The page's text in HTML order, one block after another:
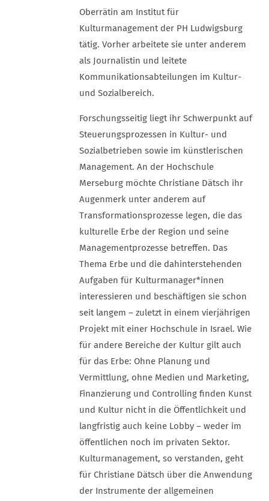
Oberrätin am Institut für
Kulturmanagement der PH Ludwigsburg
tätig. Vorher arbeitete sie unter anderem
als Journalistin und leitete
Kommunikationsabteilungen im Kultur-
und Sozialbereich.
Forschungsseitig liegt ihr Schwerpunkt auf
Steuerungsprozessen in Kultur- und
Sozialbetrieben sowie im künstlerischen
Management. An der Hochschule
Merseburg möchte Christiane Dätsch ihr
Augenmerk unter anderem auf
Transformationsprozesse legen, die das
kulturelle Erbe der Region und seine
Managementprozesse betreffen. Das
Thema Erbe und die dahinterstehenden
Aufgaben für Kulturmanager*innen
interessieren und beschäftigen sie schon
seit langem – zuletzt in einem vierjährigen
Projekt mit einer Hochschule in Israel. Wie
für andere Bereiche der Kultur gilt auch
für das Erbe: Ohne Planung und
Vermittlung, ohne Medien und Marketing,
Finanzierung und Controlling finden Kunst
und Kultur nicht in die Öffentlichkeit und
langfristig auch keine Lobby – weder im
öffentlichen noch im privaten Sektor.
Kulturmanagement, so verstanden, geht
für Christiane Dätsch über die Anwendung
der Instrumente der allgemeinen